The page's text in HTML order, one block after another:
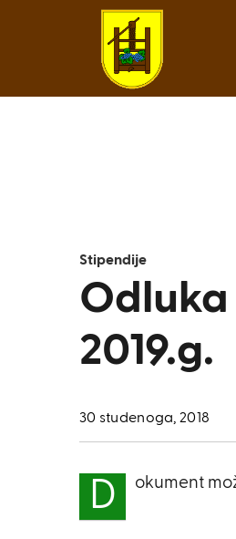
Stipendije
Odluka
2019.g.
30 studenoga, 2018
D okument